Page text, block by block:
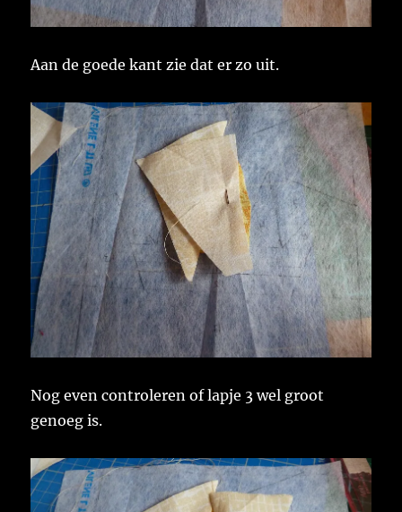
Aan de goede kant zie dat er zo uit.
Nog even controleren of lapje 3 wel groot
genoeg is.